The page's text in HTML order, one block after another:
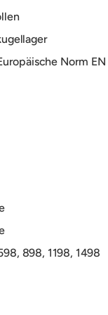
Norm
898, 1198, 1498